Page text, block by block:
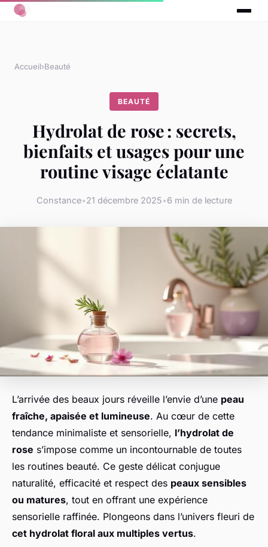
Accueil›Beauté
BEAUTÉ
Hydrolat de rose : secrets,
bienfaits et usages pour une
routine visage éclatante
Constance•21 décembre 2025•6 min de lecture
L’arrivée des beaux jours réveille l’envie d’une peau
fraîche, apaisée et lumineuse. Au cœur de cette
tendance minimaliste et sensorielle, l’hydrolat de
rose s’impose comme un incontournable de toutes
les routines beauté. Ce geste délicat conjugue
naturalité, efficacité et respect des peaux sensibles
ou matures, tout en offrant une expérience
sensorielle raffinée. Plongeons dans l’univers fleuri de
cet hydrolat floral aux multiples vertus.